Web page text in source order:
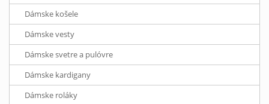
Dámske košele
Dámske vesty
Dámske svetre a pulóvre
Dámske kardigany
Dámske roláky